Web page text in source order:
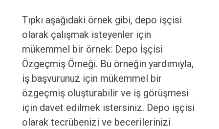
Tıpkı aşağıdaki örnek gibi, depo işçisi
olarak çalışmak isteyenler için
mükemmel bir örnek: Depo İşçisi
Özgeçmiş Örneği. Bu örneğin yardımıyla,
iş başvurunuz için mükemmel bir
özgeçmiş oluşturabilir ve iş görüşmesi
için davet edilmek istersiniz. Depo işçisi
olarak tecrübenizi ve becerilerinizi